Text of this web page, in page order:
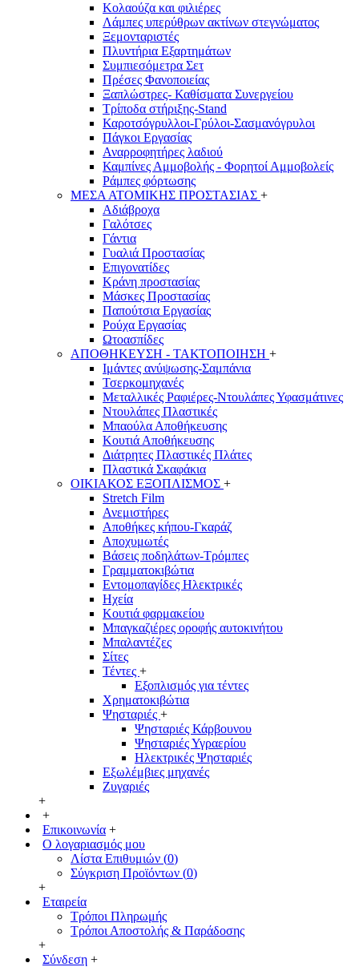
Κολαούζα και φιλιέρες
Λάμπες υπερύθρων ακτίνων στεγνώματος
Ξεμονταριστές
Πλυντήρια Εξαρτημάτων
Συμπιεσόμετρα Σετ
Πρέσες Φανοποιείας
Ξαπλώστρες- Καθίσματα Συνεργείου
Τρίποδα στήριξης-Stand
Καροτσόγρυλλοι-Γρύλοι-Σασμανόγρυλοι
Πάγκοι Εργασίας
Αναρροφητήρες λαδιού
Καμπίνες Αμμοβολής - Φορητοί Αμμοβολείς
Ράμπες φόρτωσης
ΜΕΣΑ ΑΤΟΜΙΚΗΣ ΠΡΟΣΤΑΣΙΑΣ +
Αδιάβροχα
Γαλότσες
Γάντια
Γυαλιά Προστασίας
Επιγονατίδες
Κράνη προστασίας
Μάσκες Προστασίας
Παπούτσια Εργασίας
Ρούχα Εργασίας
Ωτοασπίδες
ΑΠΟΘΗΚΕΥΣΗ - ΤΑΚΤΟΠΟΙΗΣΗ +
Ιμάντες ανύψωσης-Σαμπάνια
Τσερκομηχανές
Μεταλλικές Ραφιέρες-Ντουλάπες Υφασμάτινες
Ντουλάπες Πλαστικές
Μπαούλα Αποθήκευσης
Κουτιά Αποθήκευσης
Διάτρητες Πλαστικές Πλάτες
Πλαστικά Σκαφάκια
ΟΙΚΙΑΚΟΣ ΕΞΟΠΛΙΣΜΟΣ +
Stretch Film
Ανεμιστήρες
Αποθήκες κήπου-Γκαράζ
Αποχυμωτές
Βάσεις ποδηλάτων-Τρόμπες
Γραμματοκιβώτια
Εντομοπαγίδες Ηλεκτρικές
Ηχεία
Κουτιά φαρμακείου
Μπαγκαζιέρες οροφής αυτοκινήτου
Μπαλαντέζες
Σίτες
Τέντες +
Εξοπλισμός για τέντες
Χρηματοκιβώτια
Ψησταριές +
Ψησταριές Κάρβουνου
Ψησταριές Υγραερίου
Ηλεκτρικές Ψησταριές
Εξωλέμβιες μηχανές
Ζυγαριές
+
+
Επικοινωνία +
Ο λογαριασμός μου
Λίστα Επιθυμιών (0)
Σύγκριση Προϊόντων (0)
+
Εταιρεία
Τρόποι Πληρωμής
Τρόποι Αποστολής & Παράδοσης
+
Σύνδεση +